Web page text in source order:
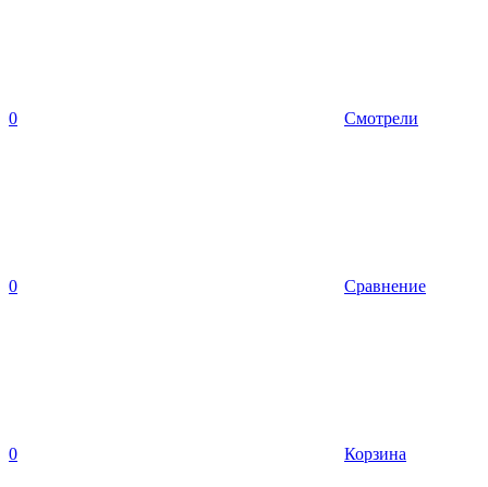
0 Смотрели
0 Сравнение
0 Корзина